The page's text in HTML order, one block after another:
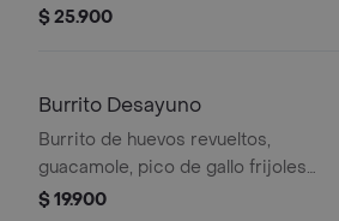
gallo frijoles negros, arroz achiote,
$ 25.900
Burrito Desayuno
Burrito de huevos revueltos,
guacamole, pico de gallo frijoles
negros, arroz achiote, lechuga, queso
$ 19.900